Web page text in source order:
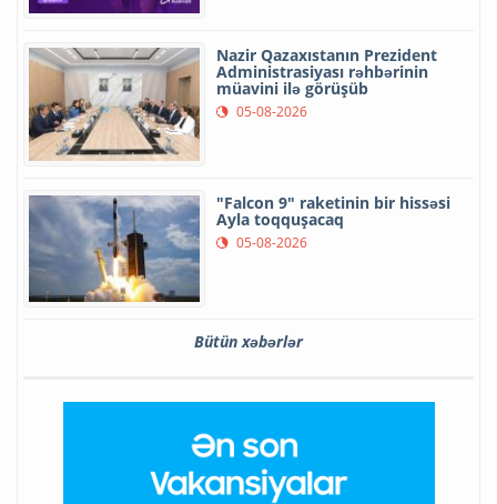
Nazir Qazaxıstanın Prezident
Administrasiyası rəhbərinin
müavini ilə görüşüb
05-08-2026
"Falcon 9" raketinin bir hissəsi
Ayla toqquşacaq
05-08-2026
Bütün xəbərlər